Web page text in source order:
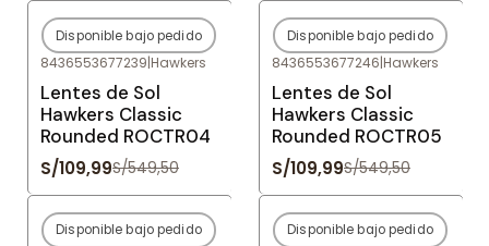
-80%OFF
Agotado
Disponible bajo pedido
8436553677239|Hawkers
Lentes de Sol
Hawkers Classic
Rounded ROCTR04
S/109,99S/549,50
-80%OFF
Agotado
Disponible bajo pedido
8436553677246|Hawkers
Lentes de Sol
Hawkers Classic
Rounded ROCTR05
S/109,99S/549,50
-80%OFF
Disponible bajo pedido -80%OFF
Disponible bajo pedido